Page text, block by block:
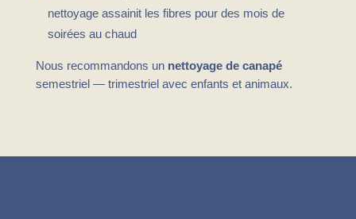
nettoyage assainit les fibres pour des mois de
soirées au chaud
Nous recommandons un nettoyage de canapé
semestriel — trimestriel avec enfants et animaux.